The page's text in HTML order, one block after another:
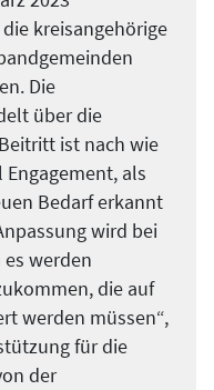
kreisangehörige
Die
über die
ist nach wie
als
Bedarf erkannt
wird bei
werden
die auf
werden müssen“,
für die
der